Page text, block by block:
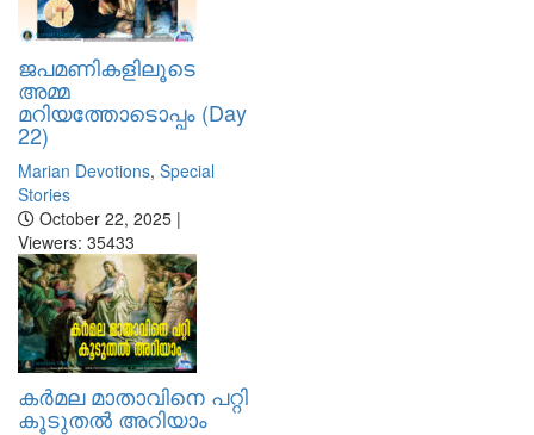
ജപമണികളിലൂടെ
അമ്മ
മറിയത്തോടൊപ്പം (Day
22)
Marian Devotions, Special
Stories
October 22, 2025 |
Viewers: 35433
കര്‍മല മാതാവിനെ പറ്റി
കൂടുതല്‍ അറിയാം